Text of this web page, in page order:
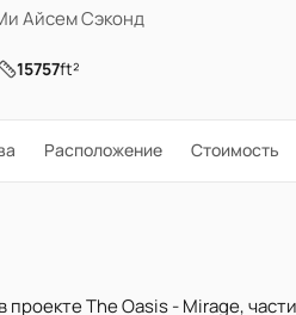
Айсем Сэконд
15757ft²
Расположение Стоимость
проекте The Oasis - Mirage,